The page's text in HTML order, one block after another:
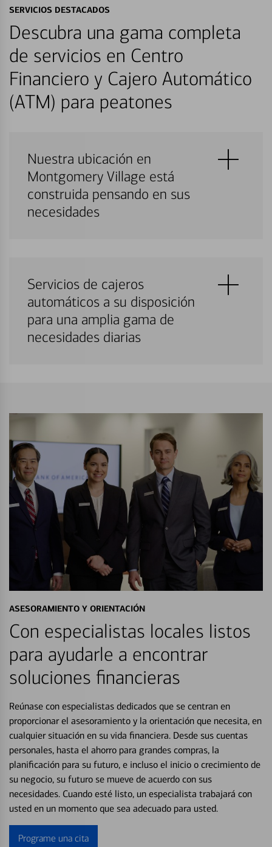
SERVICIOS DESTACADOS
Descubra una gama completa
de servicios en Centro
Financiero y Cajero Automático
(ATM) para peatones
Nuestra ubicación en
Montgomery Village está
construida pensando en sus
necesidades
Servicios de cajeros
automáticos a su disposición
para una amplia gama de
necesidades diarias
ASESORAMIENTO Y ORIENTACIÓN
Con especialistas locales listos
para ayudarle a encontrar
soluciones financieras
Reúnase con especialistas dedicados que se centran en
proporcionar el asesoramiento y la orientación que necesita, en
cualquier situación en su vida financiera. Desde sus cuentas
personales, hasta el ahorro para grandes compras, la
planificación para su futuro, e incluso el inicio o crecimiento de
su negocio, su futuro se mueve de acuerdo con sus
necesidades. Cuando esté listo, un especialista trabajará con
usted en un momento que sea adecuado para usted.
Programe una cita